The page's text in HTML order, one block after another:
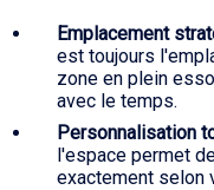
Emplacement
est toujours
zone en plein
avec le temps.
Personnalisation
l'espace permet
exactement selon